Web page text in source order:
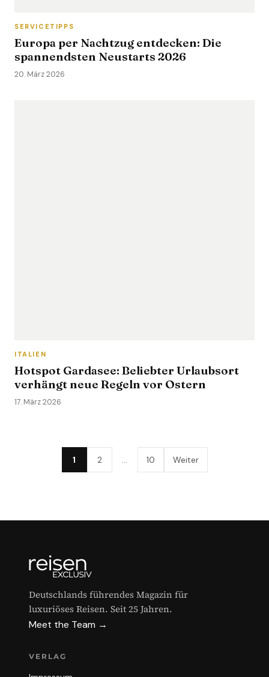
SERVICETIPPS
Europa per Nachtzug entdecken: Die
spannendsten Neustarts 2026
20. März 2026
ITALIEN
Hotspot Gardasee: Beliebter Urlaubsort
verhängt neue Regeln vor Ostern
17. März 2026
1 2 10 Weiter
Deutschlands führendes Magazin für
luxuriöses Reisen. Seit 25 Jahren.
Meet the Team →
VERLAG